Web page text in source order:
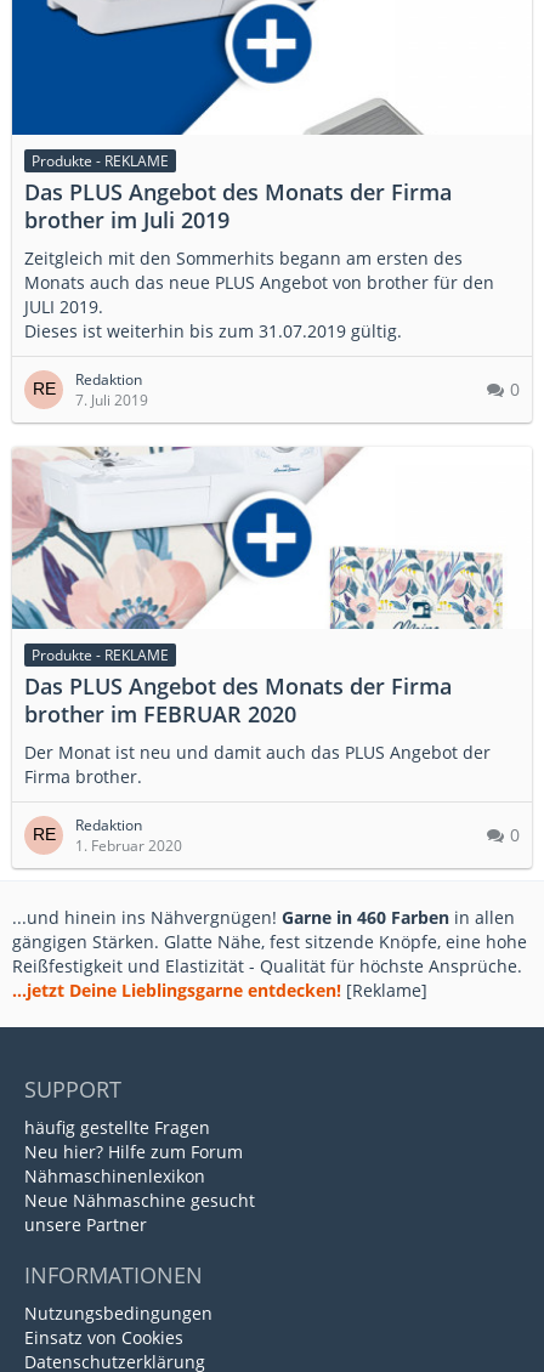
Produkte - REKLAME
Das PLUS Angebot des Monats der Firma
brother im Juli 2019
Zeitgleich mit den Sommerhits begann am ersten des
Monats auch das neue PLUS Angebot von brother für den
JULI 2019.
Dieses ist weiterhin bis zum 31.07.2019 gültig.
Redaktion
7. Juli 2019
0
Produkte - REKLAME
Das PLUS Angebot des Monats der Firma
brother im FEBRUAR 2020
Der Monat ist neu und damit auch das PLUS Angebot der
Firma brother.
Redaktion
1. Februar 2020
0
...und hinein ins Nähvergnügen! Garne in 460 Farben in allen
gängigen Stärken. Glatte Nähe, fest sitzende Knöpfe, eine hohe
Reißfestigkeit und Elastizität - Qualität für höchste Ansprüche.
...jetzt Deine Lieblingsgarne entdecken! [Reklame]
SUPPORT
häufig gestellte Fragen
Neu hier? Hilfe zum Forum
Nähmaschinenlexikon
Neue Nähmaschine gesucht
unsere Partner
INFORMATIONEN
Nutzungsbedingungen
Einsatz von Cookies
Datenschutzerklärung